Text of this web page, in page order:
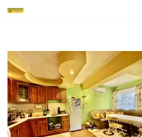
съдържанието